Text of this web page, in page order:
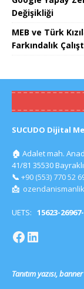
Değişikliği
MEB ve Türk
Farkındalık
SUCUDO Dijital
🏠 Adalet mah.
41/81 35530
📞 +90 (553) 770 52
📩
UETS: 15623-
Tanıtım yazısı,